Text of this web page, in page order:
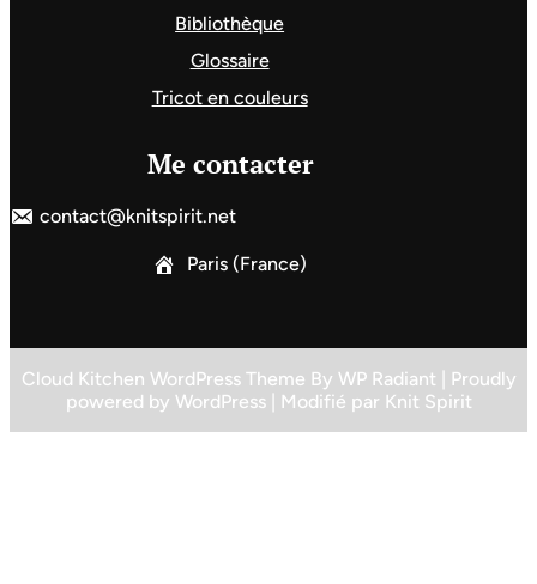
Bibliothèque
Glossaire
Tricot en couleurs
Me contacter
contact@knitspirit.net
Paris (France)
Cloud Kitchen WordPress Theme By WP Radiant | Proudly
powered by WordPress| Modifié par Knit Spirit